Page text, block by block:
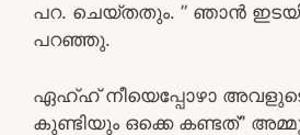
പറ. ചെയ്തതും. ” ഞാൻ
പറഞ്ഞു.
ഏഹ്ഹ് നീയെപ്പോഴാ
കുണ്ടിയും ഒക്കെ കണ്ടത്” അമ്മു